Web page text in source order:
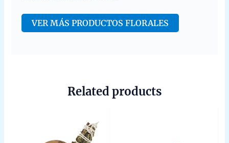
VER MÁS PRODUCTOS FLORALES
Related products